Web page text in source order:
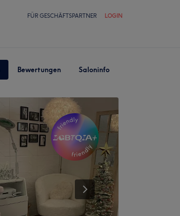
FÜR GESCHÄFTSPARTNER LOGIN
Bewertungen Saloninfo